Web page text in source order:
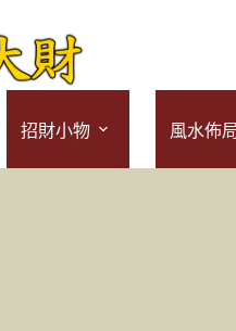
招財小物 風水佈